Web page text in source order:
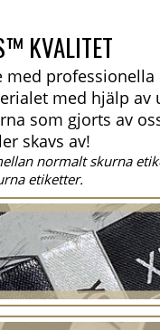
KVALITET
professionella
med hjälp av
som gjorts av
skavs av!
normalt skurna
etiketter.